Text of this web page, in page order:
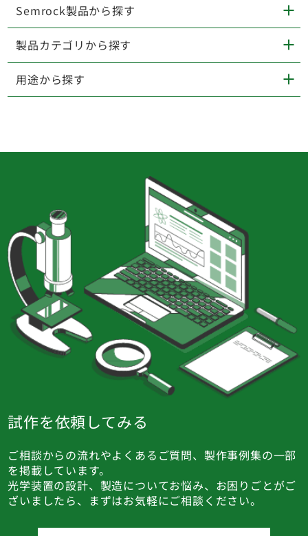
Semrock製品から探す
製品カテゴリから探す
用途から探す
試作を依頼してみる
ご相談からの流れやよくあるご質問、製作事例集の一部
を掲載しています。
光学装置の設計、製造についてお悩み、お困りごとがご
ざいましたら、まずはお気軽にご相談ください。